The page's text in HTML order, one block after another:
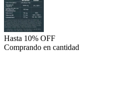
Hasta 10% OFF
Comprando en cantidad